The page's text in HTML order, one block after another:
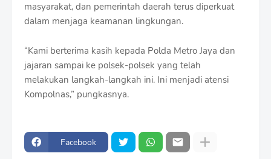
masyarakat, dan pemerintah daerah terus diperkuat
dalam menjaga keamanan lingkungan.
“Kami berterima kasih kepada Polda Metro Jaya dan
jajaran sampai ke polsek-polsek yang telah
melakukan langkah-langkah ini. Ini menjadi atensi
Kompolnas,” pungkasnya.
Facebook